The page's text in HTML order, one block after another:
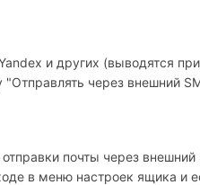
и других (выводятся
через внешний
почты через
в меню настроек ящика и